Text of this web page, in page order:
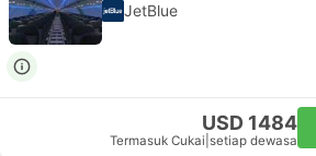
JetBlue
USD 1484
Termasuk Cukai setiap dewasa